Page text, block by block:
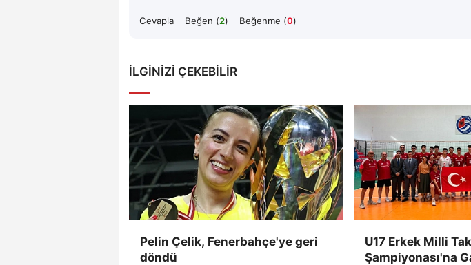
Cevapla Beğen (2) Beğenme (0)
İLGINIZI ÇEKEBILIR
Pelin Çelik, Fenerbahçe'ye geri
döndü
U17 Erkek Milli
Şampiyonası'na